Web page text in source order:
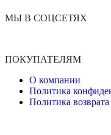
МЫ В СОЦСЕТЯХ
ПОКУПАТЕЛЯМ
О компании
Политика
Политика возврата